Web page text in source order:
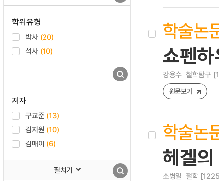
학위유형
박사 (20)
석사 (10)
저자
구교준 (13)
김지원 (10)
김매이 (6)
펼치기
학술논
쇼펜
강용수 철학탐구
원문보기
학술논
헤겔
소병일 철학